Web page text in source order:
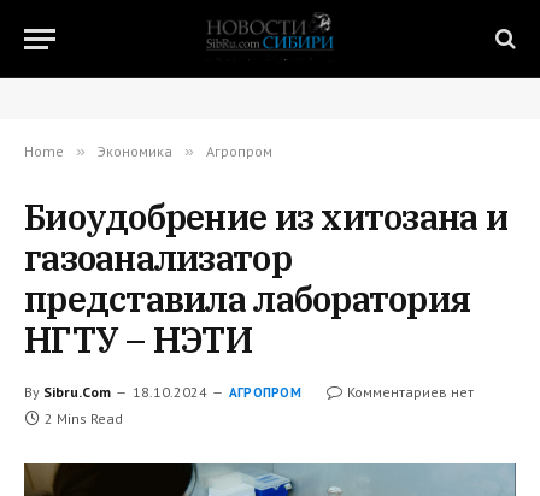
Home » Экономика » Агропром
Биоудобрение из хитозана и
газоанализатор
представила лаборатория
НГТУ – НЭТИ
By Sibru.Com 18.10.2024 АГРОПРОМ
Комментариев нет
2 Mins Read